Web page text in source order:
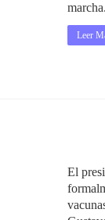
marcha.
Leer
El